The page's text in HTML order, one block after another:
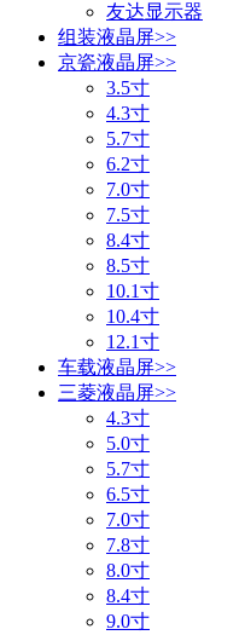
友达显示器
组装液晶屏>>
京瓷液晶屏>>
3.5寸
4.3寸
5.7寸
6.2寸
7.0寸
7.5寸
8.4寸
8.5寸
10.1寸
10.4寸
12.1寸
车载液晶屏>>
三菱液晶屏>>
4.3寸
5.0寸
5.7寸
6.5寸
7.0寸
7.8寸
8.0寸
8.4寸
9.0寸